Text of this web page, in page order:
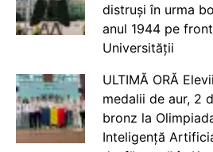
distruși în urma
anul 1944 pe
Universității
ULTIMĂ ORĂ
medalii de aur, 2
bronz la
Inteligență